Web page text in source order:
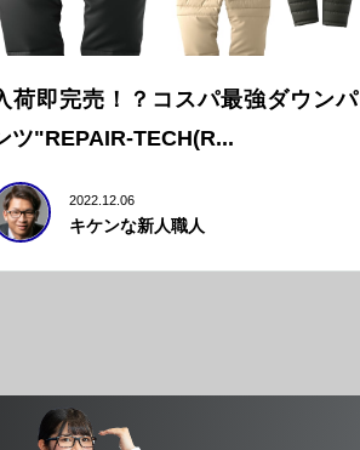
荷即完売！？コスパ最強ダウンパ
ツ"REPAIR-TECH(R...
2022.12.06
キケンな新人職人